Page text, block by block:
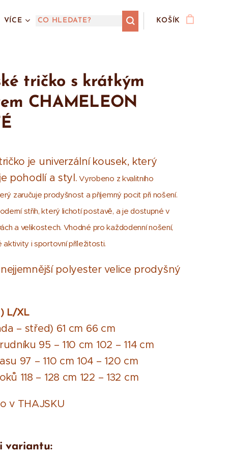
VÍCE KOŠÍK
tričko s krátkým
CHAMELEON
je univerzální kousek, který
pohodlí a styl. Vyrobeno z kvalitního
zaručuje prodyšnost a příjemný pocit při nošení.
střih, který lichotí postavě, a je dostupné v
a velikostech. Vhodné pro každodenní nošení,
aktivity i sportovní příležitosti.
polyester velice prodyšný
L/XL
– střed) 61 cm 66 cm
95 – 110 cm 102 – 114 cm
97 – 110 cm 104 – 120 cm
118 – 128 cm 122 – 132 cm
v THAJSKU
variantu: